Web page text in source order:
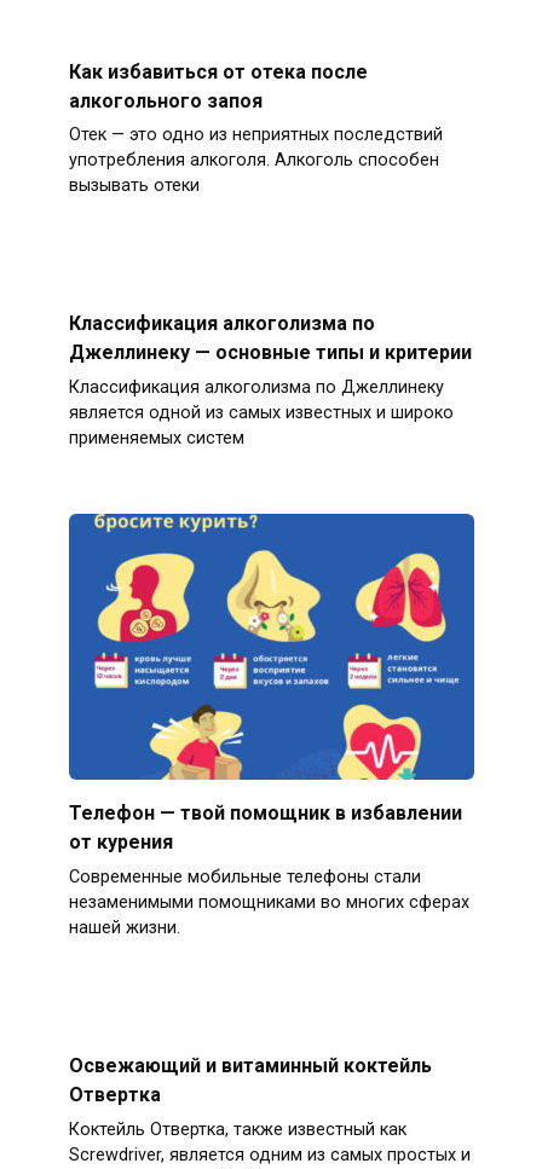
Как избавиться от отека после
алкогольного запоя
Отек — это одно из неприятных последствий
употребления алкоголя. Алкоголь способен
вызывать отеки
Классификация алкоголизма по
Джеллинеку — основные типы и критерии
Классификация алкоголизма по Джеллинеку
является одной из самых известных и широко
применяемых систем
Телефон — твой помощник в избавлении
от курения
Современные мобильные телефоны стали
незаменимыми помощниками во многих сферах
нашей жизни.
Освежающий и витаминный коктейль
Отвертка
Коктейль Отвертка, также известный как
Screwdriver, является одним из самых простых и